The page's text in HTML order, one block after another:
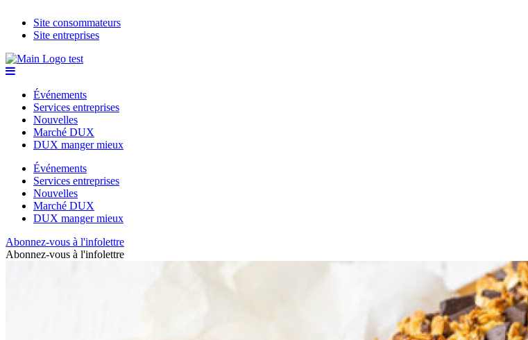
Site consommateurs
Site entreprises
Événements
Services entreprises
Nouvelles
Marché DUX
DUX manger mieux
Événements
Services entreprises
Nouvelles
Marché DUX
DUX manger mieux
Abonnez-vous à l'infolettre
Abonnez-vous à l'infolettre